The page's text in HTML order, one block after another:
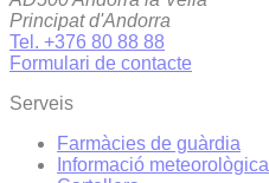
Principat d'Andorra
Tel. +376 80 88 88
Formulari de contacte
Serveis
Farmàcies de guàrdia
Informació meteorològica